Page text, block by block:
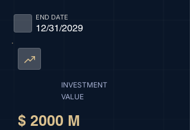
12/31/2029
END DATE
INVESTMENT
VALUE
$ 2000 M